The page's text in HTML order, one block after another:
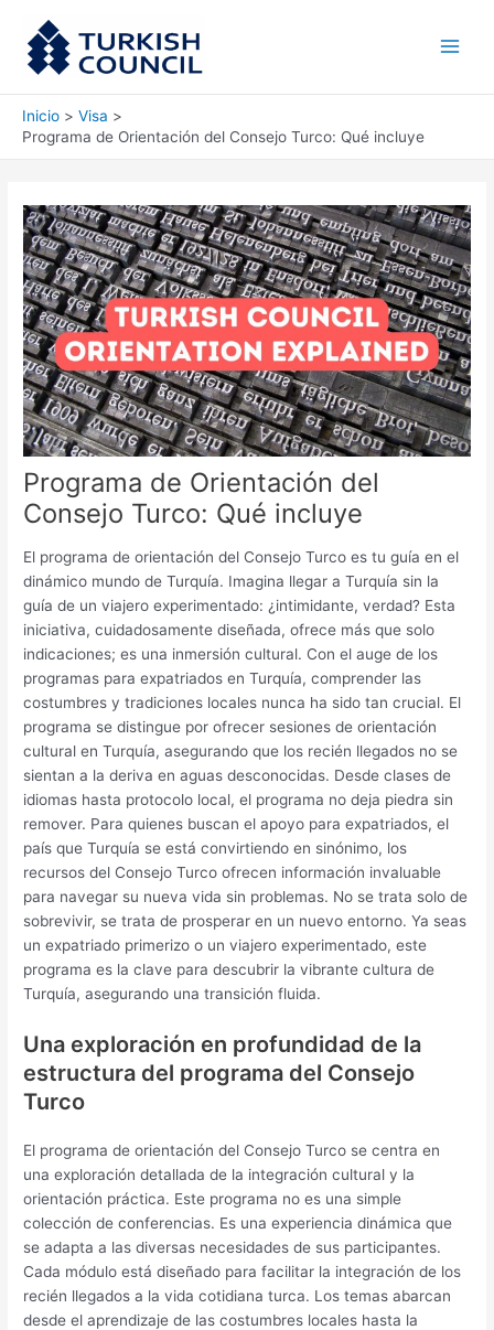
contenido
Inicio
Visa
Programa de Orientación del Consejo Turco: Qué incluye
Programa de Orientación del
Consejo Turco: Qué incluye
El programa de orientación del Consejo Turco es tu guía en el
dinámico mundo de Turquía. Imagina llegar a Turquía sin la
guía de un viajero experimentado: ¿intimidante, verdad? Esta
iniciativa, cuidadosamente diseñada, ofrece más que solo
indicaciones; es una inmersión cultural. Con el auge de los
programas para expatriados en Turquía, comprender las
costumbres y tradiciones locales nunca ha sido tan crucial. El
programa se distingue por ofrecer sesiones de orientación
cultural en Turquía, asegurando que los recién llegados no se
sientan a la deriva en aguas desconocidas. Desde clases de
idiomas hasta protocolo local, el programa no deja piedra sin
remover. Para quienes buscan el apoyo para expatriados, el
país que Turquía se está convirtiendo en sinónimo, los
recursos del Consejo Turco ofrecen información invaluable
para navegar su nueva vida sin problemas. No se trata solo de
sobrevivir, se trata de prosperar en un nuevo entorno. Ya seas
un expatriado primerizo o un viajero experimentado, este
programa es la clave para descubrir la vibrante cultura de
Turquía, asegurando una transición fluida.
Una exploración en profundidad de la
estructura del programa del Consejo
Turco
El programa de orientación del Consejo Turco se centra en
una exploración detallada de la integración cultural y la
orientación práctica. Este programa no es una simple
colección de conferencias. Es una experiencia dinámica que
se adapta a las diversas necesidades de sus participantes.
Cada módulo está diseñado para facilitar la integración de los
recién llegados a la vida cotidiana turca. Los temas abarcan
desde el aprendizaje de las costumbres locales hasta la